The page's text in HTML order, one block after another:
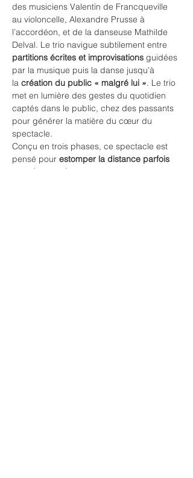
des musiciens Valentin de Francqueville
au violoncelle, Alexandre Prusse à
l’accordéon, et de la danseuse Mathilde
Delval. Le trio navigue subtilement entre
partitions écrites et improvisations guidées
par la musique puis la danse jusqu’à
la création du public « malgré lui ». Le trio
met en lumière des gestes du quotidien
captés dans le public, chez des passants
pour générer la matière du cœur du
spectacle.
Conçu en trois phases, ce spectacle est
pensé pour estomper la distance parfois
grande entre le